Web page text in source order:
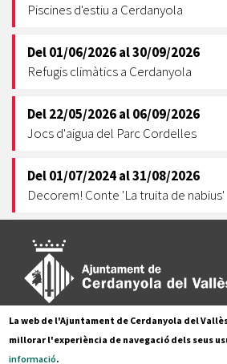
Piscines d'estiu a Cerdanyola
Del01/06/2026al30/09/2026
Refugis climàtics a Cerdanyola
Del22/05/2026al06/09/2026
Jocs d'aigua del Parc Cordelles
Del01/07/2024al31/08/2026
Decorem! Conte 'La truita de nabius'
Pl. Francesc Layret, s/n
08290 Cerdanyola del Vallès,
La web de l'Ajuntament de Cerdanyola del
millorar l'experiència de navegació dels seus
informació.